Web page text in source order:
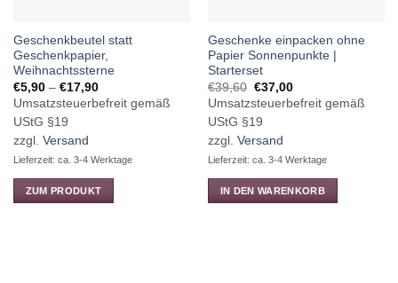
Geschenkbeutel statt
Geschenkpapier,
Weihnachtssterne
€5,90 – €17,90Preisspanne:
€5,90
bis
Umsatzsteuerbefreit gemäß
UStG §19
zzgl. Versand
Lieferzeit: ca. 3-4 Werktage
ZUM PRODUKT
Geschenke einpacken ohne
Papier Sonnenpunkte |
Starterset
€39,60 Ursprünglicher
Preis
war:
€39,60
€37,00Aktueller
Preis
ist:
Umsatzsteuerbefreit gemäß
UStG §19
zzgl. Versand
Lieferzeit: ca. 3-4 Werktage
IN DEN WARENKORB